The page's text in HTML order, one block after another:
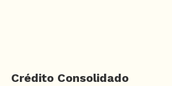
Crédito Consolidado